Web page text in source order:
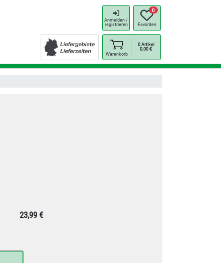
Anmelden /
registrieren
0
Favoriten
Warenkorb
0 Artikel
0,00€
23,99 €